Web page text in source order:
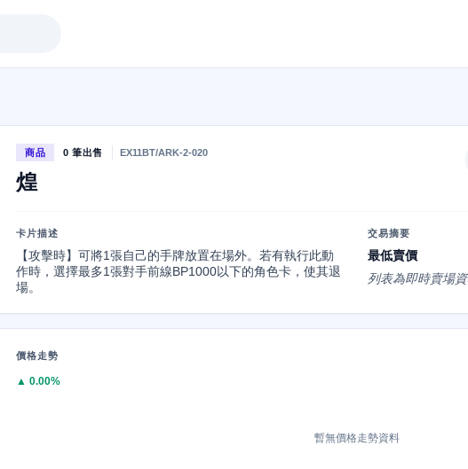
商品 0 筆出售 EX11BT/ARK-2-020
煌
卡片描述
【攻擊時】可將1張自己的手牌放置在場外。若有執行此動
作時，選擇最多1張對手前線BP1000以下的角色卡，使其退
場。
交易摘要
最低賣價
列表為即時賣場
價格走勢
▲ 0.00%
暫無價格走勢資料